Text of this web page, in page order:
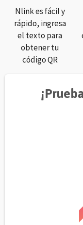
Nlink es fácil y
rápido, ingresa
el texto para
obtener tu
código QR